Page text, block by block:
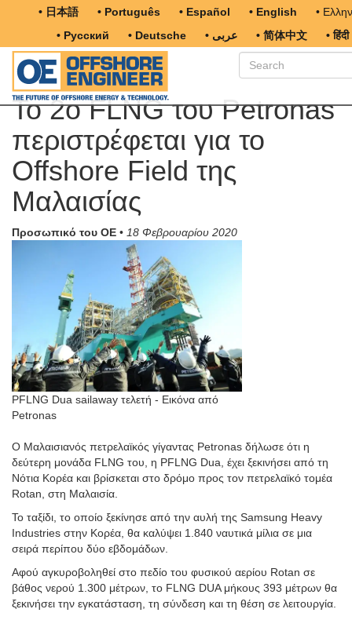
• 日本語 • Português • Español • English
•
• Русский
• Deutsche • عربى • 简体中文 • हिंदी
Το 2ο FLNG του Petronas
περιστρέφεται για το
Offshore Field της
Μαλαισίας
Προσωπικό του ΟΕ • 18 Φεβρουαρίου 2020
PFLNG Dua sailaway τελετή - Εικόνα από
Petronas
Ο Μαλαισιανός πετρελαϊκός γίγαντας Petronas δήλωσε ότι η
δεύτερη μονάδα FLNG του, η PFLNG Dua, έχει ξεκινήσει από τη
Νότια Κορέα και βρίσκεται στο δρόμο προς τον πετρελαϊκό τομέα
Rotan, στη Μαλαισία.
Το ταξίδι, το οποίο ξεκίνησε από την αυλή της Samsung Heavy
Industries στην Κορέα, θα καλύψει 1.840 ναυτικά μίλια σε μια
σειρά περίπου δύο εβδομάδων.
Αφού αγκυροβοληθεί στο πεδίο του φυσικού αερίου Rotan σε
βάθος νερού 1.300 μέτρων, το FLNG DUA μήκους 393 μέτρων θα
ξεκινήσει την εγκατάσταση, τη σύνδεση και τη θέση σε λειτουργία.